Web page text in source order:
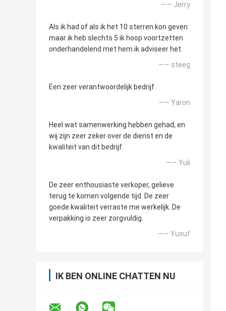
—— Jerry
Als ik had of als ik het 10 sterren kon geven
maar ik heb slechts 5 ik hoop voortzetten
onderhandelend met hem ik adviseer het.
—— steeg
Een zeer verantwoordelijk bedrijf.
—— Yaron
Heel wat samenwerking hebben gehad, en
wij zijn zeer zeker over de dienst en de
kwaliteit van dit bedrijf.
—— Yuli
De zeer enthousiaste verkoper, gelieve
terug te komen volgende tijd. De zeer
goede kwaliteit verraste me werkelijk. De
verpakking is zeer zorgvuldig.
—— Yusuf
IK BEN ONLINE CHATTEN NU